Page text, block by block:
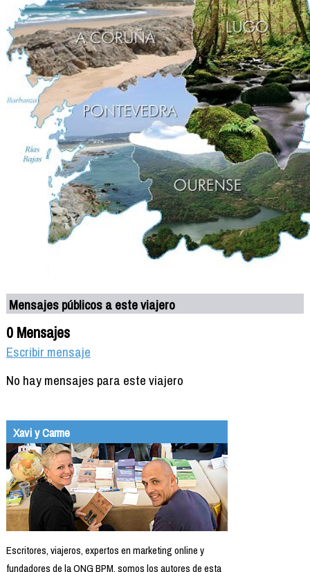
Mensajes públicos a este viajero
0 Mensajes
Escribir mensaje
No hay mensajes para este viajero
Xavi y Carme
Escritores, viajeros, expertos en marketing online y
fundadores de la ONG BPM, somos los autores de esta